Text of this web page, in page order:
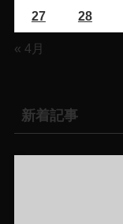
27 28
« 4月
新着記事